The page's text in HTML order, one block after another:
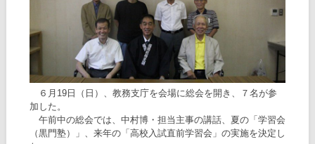
６月19日（日）、教務支庁を会場に総会を開き、７名が参
加した。
午前中の総会では、中村博・担当主事の講話、夏の「学習会
（黒門塾）」、来年の「高校入試直前学習会」の実施を決定し